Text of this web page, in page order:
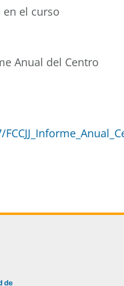
el curso
Anual del Centro